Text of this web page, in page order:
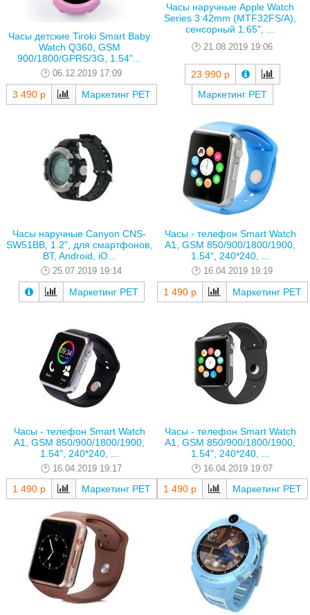
Часы детские Tiroki Smart Baby
Watch Q360, GSM
900/1800/GPRS/3G, 1.54"...
06.12.2019 17:09
3 490 р Маркетинг РЕТ
Часы наручные Apple Watch
Series 3 42mm (MTF32FS/A),
сенсорный 1.65", ...
21.08.2019 19:06
23 990 р
Маркетинг РЕТ
Часы наручные Canyon CNS-
SW51BB, 1.2", для смартфонов,
BT, Android, iO...
25.07.2019 19:14
Маркетинг РЕТ
Часы - телефон Smart Watch
A1, GSM 850/900/1800/1900,
1.54", 240*240, ...
16.04.2019 19:19
1 490 р Маркетинг РЕТ
Часы - телефон Smart Watch
A1, GSM 850/900/1800/1900,
1.54", 240*240, ...
16.04.2019 19:17
1 490 р Маркетинг РЕТ
Часы - телефон Smart Watch
A1, GSM 850/900/1800/1900,
1.54", 240*240, ...
16.04.2019 19:07
1 490 р Маркетинг РЕТ